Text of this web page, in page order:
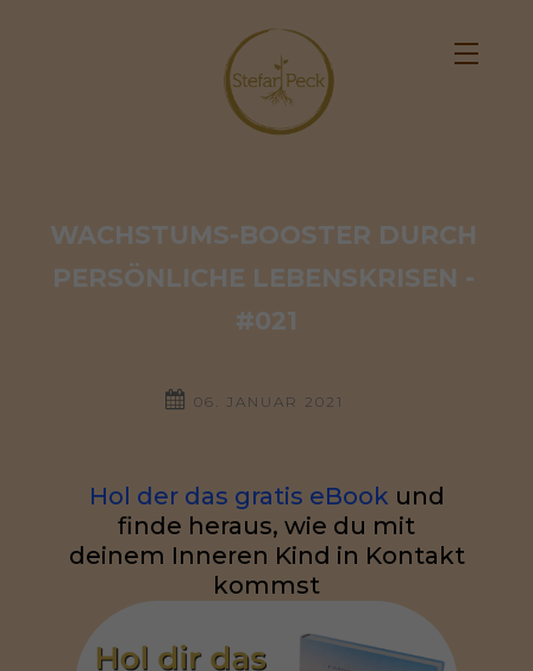
WACHSTUMS-BOOSTER DURCH
PERSÖNLICHE LEBENSKRISEN -
#021
06. JANUAR 2021
Hol der das gratis eBook und
finde heraus, wie du mit
deinem Inneren Kind in Kontakt
kommst